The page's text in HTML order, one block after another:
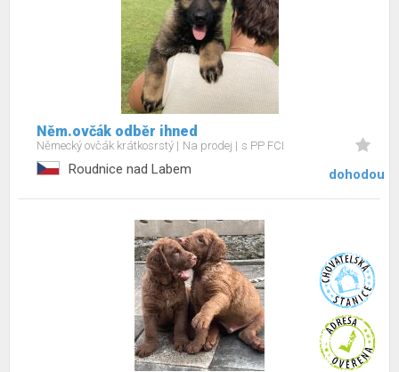
Něm.ovčák odběr ihned
Německý ovčák krátkosrstý Na prodej s PP FCI
Roudnice nad Labem dohodou